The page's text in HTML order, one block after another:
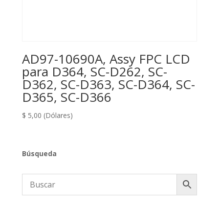
AD97-10690A, Assy FPC LCD
para D364, SC-D262, SC-
D362, SC-D363, SC-D364, SC-
D365, SC-D366
$ 5,00 (Dólares)
Búsqueda